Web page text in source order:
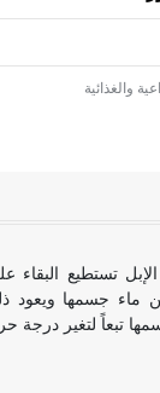
والغذائية
نوع من الفنون
في بلاد الشام
مداميكه وخاصة في
تستطيع البقاء
من ماء جسمها
تبعاً لتغير درجة